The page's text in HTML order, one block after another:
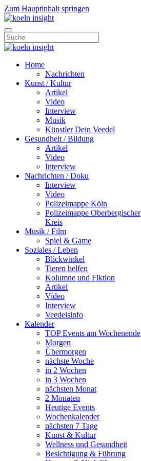
Zum Hauptinhalt springen
Home
Nachrichten
Kunst / Kultur
Artikel
Video
Interview
Musik
Künstler Dein Veedel
Gesundheit / Bildung
Artikel
Video
Interview
Nachrichten / Doku
Interview
Video
Polizeimappe Köln
Polizeimappe Oberbergischer
Kreis
Musik / Film
Spiel & Game
Soziales / Leben
Blickwinkel
Tieren helfen
Kolumne und Fiktion
Artikel
Video
Interview
Veedelsinfo
Kalender
TOP Events am Wochenende
Morgen
Übermorgen
nächste Woche
in 2 Wochen
in 3 Wochen
nächsten Monat
2 Monaten
Heutige Events
Wochenkalender
nächsten 7 Tage
Kunst & Kultur
Wellness und Gesundheit
Besichtigung & Führung